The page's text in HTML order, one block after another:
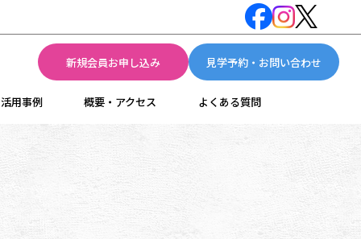
新規会員お申し込み 見学予約・お問い合わせ
活用事例 概要・アクセス よくある質問